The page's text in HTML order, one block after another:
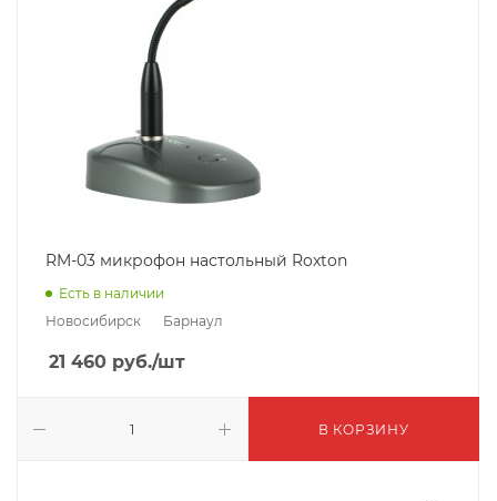
RM-03 микрофон настольный Roxton
Есть в наличии
Новосибирск
Барнаул
21 460 руб./шт
В КОРЗИНУ